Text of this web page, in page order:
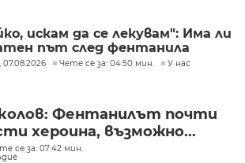
искам да се лекувам": Има ли
път след фентанила
07.08.2026 Чете се за: 04:50 мин. У нас
Фентанилът почти
хероина, възможно...
се за: 07:42 мин.